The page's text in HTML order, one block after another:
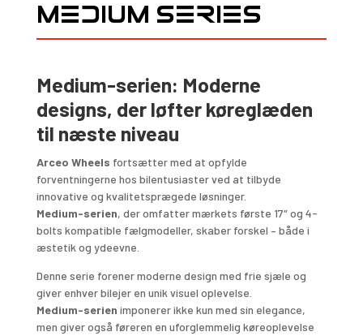
MEDIUM SERIES
Medium-serien: Moderne
designs, der løfter køreglæden
til næste niveau
Arceo Wheels fortsætter med at opfylde
forventningerne hos bilentusiaster ved at tilbyde
innovative og kvalitetsprægede løsninger.
Medium-serien, der omfatter mærkets første 17″ og 4-
bolts kompatible fælgmodeller, skaber forskel – både i
æstetik og ydeevne.
Denne serie forener moderne design med frie sjæle og
giver enhver bilejer en unik visuel oplevelse.
Medium-serien imponerer ikke kun med sin elegance,
men giver også føreren en uforglemmelig køreoplevelse